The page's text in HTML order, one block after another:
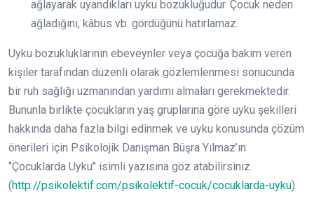
ağlayarak uyandıkları uyku bozukluğudur. Çocuk neden
ağladığını, kâbus vb. gördüğünü hatırlamaz.
Uyku bozukluklarının ebeveynler veya çocuğa bakım veren
kişiler tarafından düzenli olarak gözlemlenmesi sonucunda
bir ruh sağlığı uzmanından yardımı almaları gerekmektedir.
Bununla birlikte çocukların yaş gruplarına göre uyku şekilleri
hakkında daha fazla bilgi edinmek ve uyku konusunda çözüm
önerileri için Psikolojik Danışman Büşra Yılmaz’ın
‘’Çocuklarda Uyku’’ isimli yazısına göz atabilirsiniz.
(http://psikolektif.com/psikolektif-cocuk/cocuklarda-uyku)